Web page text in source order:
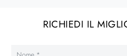
RICHIEDI IL